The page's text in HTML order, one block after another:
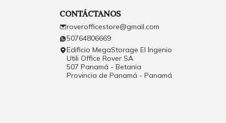
CONTÁCTANOS
roverofficestore@gmail.com
50764806669
Edificio MegaStorage El Ingenio
Utili Office Rover SA
507 Panamá - Betania
Provincia de Panamá - Panamá